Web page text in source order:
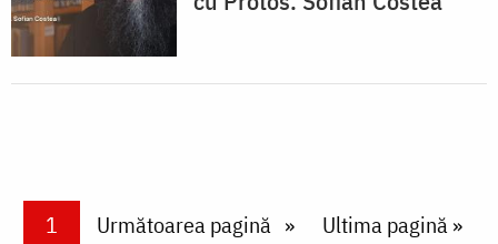
PaginareCurrent page
1 Next page
Următoarea pagină Last page
Ultima pagină »